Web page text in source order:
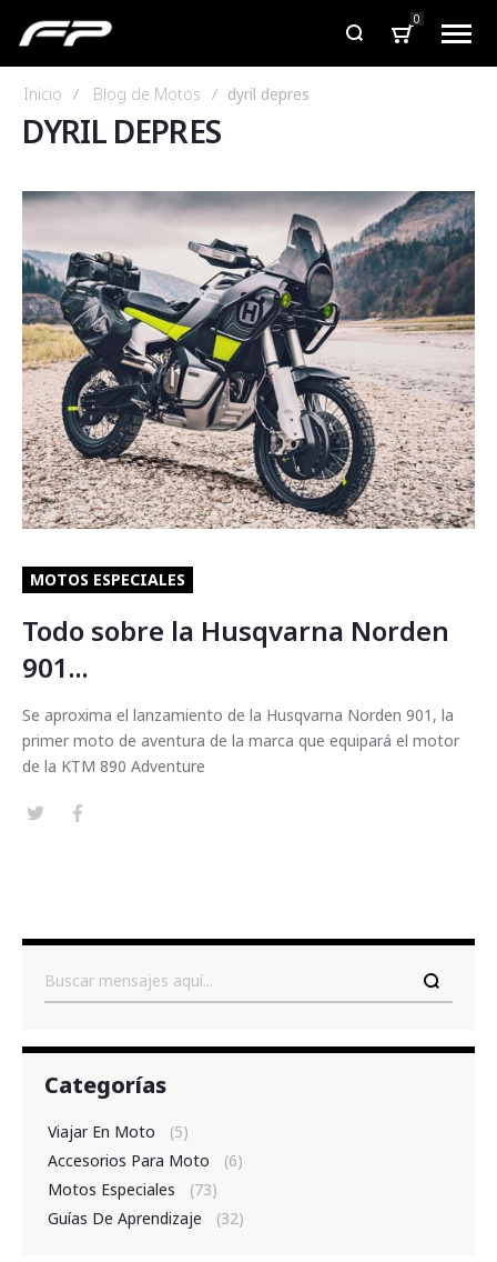
0
Inicio Blog de Motos dyril depres
DYRIL DEPRES
MOTOS ESPECIALES
Todo sobre la Husqvarna Norden
901...
Se aproxima el lanzamiento de la Husqvarna Norden 901, la
primer moto de aventura de la marca que equipará el motor
de la KTM 890 Adventure
Buscar
Categorías
Viajar En Moto
(5)
Accesorios Para Moto
(6)
Motos Especiales
(73)
Guías De Aprendizaje
(32)